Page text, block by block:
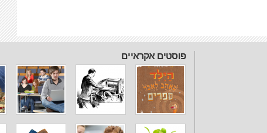
פוסטים אקראיים